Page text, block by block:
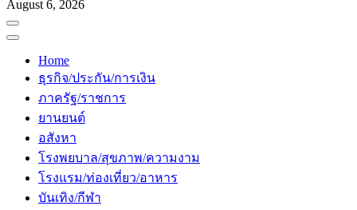
August 6, 2026
Home
ธุรกิจ/ประกัน/การเงิน
ภาครัฐ/ราชการ
ยานยนต์
อสังหา
โรงพยบาล/สุขภาพ/ความงาม
โรงแรม/ท่องเที่ยว/อาหาร
บันเทิง/กีฬา